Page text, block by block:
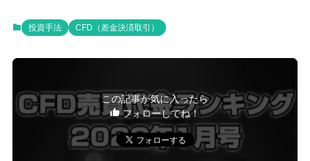
投資手法 CFD（差金決済取引）
この記事が気に入ったら
フォローしてね！